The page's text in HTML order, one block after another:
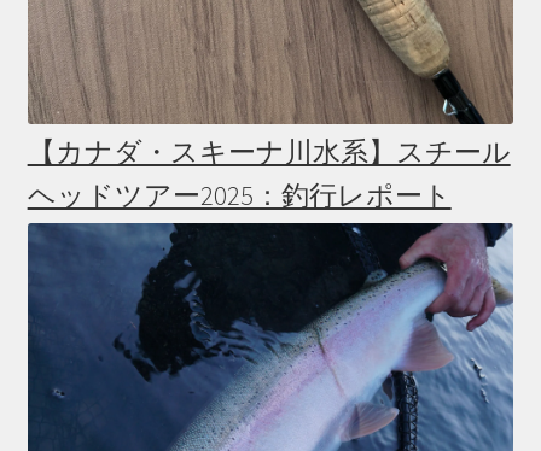
【カナダ・スキーナ川水系】スチール
ヘッドツアー2025：釣行レポート